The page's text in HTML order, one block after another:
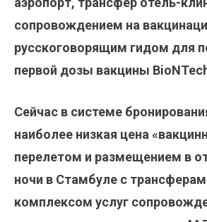
сопровождением на
русскоговорящим гидом для
первой дозы вакцины
Сейчас в системе
наиболее низкая цена
перелетом и размещением в
ночи в Стамбуле с
комплексом услуг